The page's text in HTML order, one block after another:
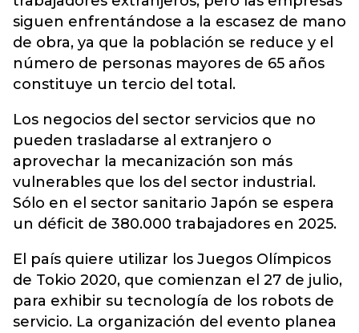
siguen enfrentándose a la escasez de mano
de obra, ya que la población se reduce y el
número de personas mayores de 65 años
constituye un tercio del total.
Los negocios del sector servicios que no
pueden trasladarse al extranjero o
aprovechar la mecanización son más
vulnerables que los del sector industrial.
Sólo en el sector sanitario Japón se espera
un déficit de 380.000 trabajadores en 2025.
El país quiere utilizar los Juegos Olímpicos
de Tokio 2020, que comienzan el 27 de julio,
para exhibir su tecnología de los robots de
servicio. La organización del evento planea